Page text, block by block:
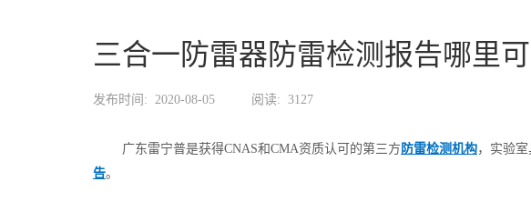
三合一防雷器防雷检测报告哪里可
发布时间: 2020-08-05 阅读: 3127
广东雷宁普是获得CNAS和CMA资质认可的第三方 防雷检测机构，实验
告。